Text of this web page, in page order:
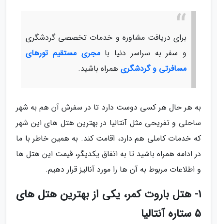
برای دریافت مشاوره و خدمات تخصصی گردشگری
و سفر به سراسر دنیا بامجری مستقیم تورهای
مسافرتی و گردشگری همراه باشید.
به هر حال هر کسی دوست دارد تا در سفرش آن هم به شهر
ساحلی و تفریحی مثل آنتالیا در بهترین هتل های این شهر
که خدمات کاملی هم دارد، اقامت کند. به همین خاطر با ما
در ادامه همراه باشید تا به اتفاق یکدیگر، قیمت این هتل ها
و اطلاعات مربوط به آن ها را مورد آنالیز قرار دهیم.
1- هتل باروت کمر، یکی از بهترین هتل های
5 ستاره آنتالیا